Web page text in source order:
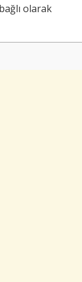
olarak